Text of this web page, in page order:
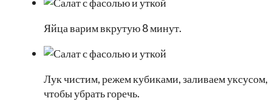
Яйца варим вкрутую 8 минут.
Лук чистим, режем кубиками, заливаем уксусом,
чтобы убрать горечь.